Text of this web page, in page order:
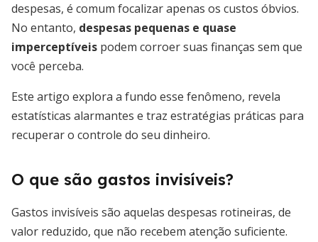
despesas, é comum focalizar apenas os custos óbvios.
No entanto, despesas pequenas e quase
imperceptíveis podem corroer suas finanças sem que
você perceba.
Este artigo explora a fundo esse fenômeno, revela
estatísticas alarmantes e traz estratégias práticas para
recuperar o controle do seu dinheiro.
O que são gastos invisíveis?
Gastos invisíveis são aquelas despesas rotineiras, de
valor reduzido, que não recebem atenção suficiente.